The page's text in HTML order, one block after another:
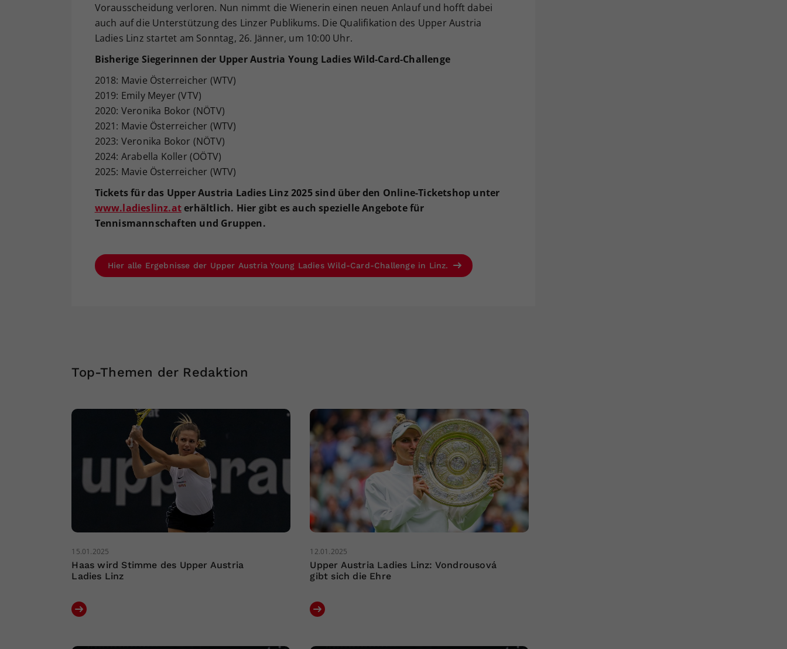
Vorausscheidung verloren. Nun nimmt die Wienerin einen neuen Anlauf und hofft dabei
auch auf die Unterstützung des Linzer Publikums. Die Qualifikation des Upper Austria
Ladies Linz startet am Sonntag, 26. Jänner, um 10:00 Uhr.
Bisherige Siegerinnen der Upper Austria Young Ladies Wild-Card-Challenge
2018: Mavie Österreicher (WTV)
2019: Emily Meyer (VTV)
2020: Veronika Bokor (NÖTV)
2021: Mavie Österreicher (WTV)
2023: Veronika Bokor (NÖTV)
2024: Arabella Koller (OÖTV)
2025: Mavie Österreicher (WTV)
Tickets für das Upper Austria Ladies Linz 2025 sind über den Online-Ticketshop unter
www.ladieslinz.aterhältlich. Hier gibt es auch spezielle Angebote für
Tennismannschaften und Gruppen.
Hier alle Ergebnisse der Upper Austria Young Ladies Wild-Card-Challenge in Linz.
Top-Themen der Redaktion
15.01.2025
Haas wird Stimme des Upper Austria
Ladies Linz
12.01.2025
Upper Austria Ladies Linz: Vondrousová
gibt sich die Ehre